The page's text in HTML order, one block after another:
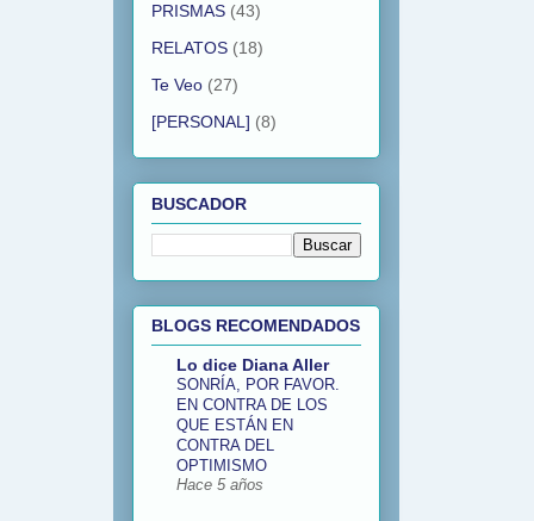
PRISMAS (43)
RELATOS (18)
Te Veo (27)
[PERSONAL] (8)
BUSCADOR
BLOGS RECOMENDADOS
Lo dice Diana Aller
SONRÍA, POR FAVOR.
EN CONTRA DE LOS
QUE ESTÁN EN
CONTRA DEL
OPTIMISMO
Hace 5 años